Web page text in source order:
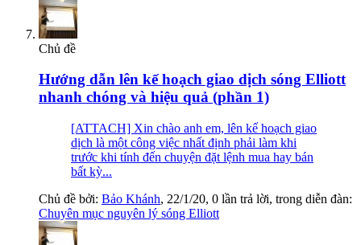
Chủ đề
Hướng dẫn lên kế hoạch giao dịch sóng Elliott
nhanh chóng và hiệu quả (phần 1)
[ATTACH] Xin chào anh em, lên kế hoạch giao
dịch là một công việc nhất định phải làm khi
trước khi tính đến chuyện đặt lệnh mua hay bán
bất kỳ...
Chủ đề bởi: Bảo Khánh, 22/1/20, 0 lần trả lời, trong diễn đàn:
Chuyên mục nguyên lý sóng Elliott